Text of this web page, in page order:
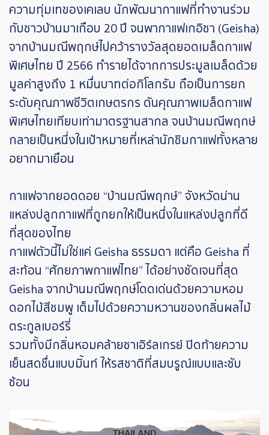
ความทุ่มเทของเคเลบ นักพัฒนากาแฟที่ทำงานร่วม
กับชาวบ้านมาเกือบ 20 ปี จนพากาแฟเกอิชา (Geisha)
จากบ้านมณีพฤกษ์ไปคว้ารางวัลสุดยอดเมล็ดกาแฟ
พิเศษไทย ปี 2566 ทำรายได้จากการประมูลเมล็ดด้วย
มูลค่าสูงถึง 1 หมื่นบาทต่อกิโลกรัม ถือเป็นการยก
ระดับคุณภาพชีวิตเกษตรกร ดันคุณภาพเมล็ดกาแฟ
พิเศษไทยเทียบเท่ามาตรฐานสากล จนบ้านมณีพฤกษ์
กลายเป็นหนึ่งในเป้าหมายที่เหล่านักชิมกาแฟทั้งหลาย
อยากมาเยือน
กาแฟจากยอดดอย “บ้านมณีพฤกษ์” จังหวัดน่าน
แหล่งปลูกกาแฟที่ถูกยกให้เป็นหนึ่งในแหล่งปลูกที่ดี
ที่สุดของไทย
กาแฟตัวนี้ไม่ใช่แค่ Geisha ธรรมดา แต่คือ Geisha ที่
สะท้อน “ศักยภาพกาแฟไทย” ได้อย่างชัดเจนที่สุด
Geisha จากบ้านมณีพฤกษ์โดดเด่นด้วยความหอม
ดอกไม้สีชมพู เต็มไปด้วยความหวานของกลิ่นผลไม้
ตระกูลเบอร์รี่
รวมทั้งมีกลิ่นหอมคล้ายชาเอิร์ลเกรย์ ปิดท้ายความ
เย็นสดชื่นแบบมิ้นท์ ให้รสชาติที่สมบรูณ์แบบและซับ
ซ้อน